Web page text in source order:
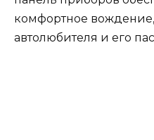
комфортное
автолюбителя и его